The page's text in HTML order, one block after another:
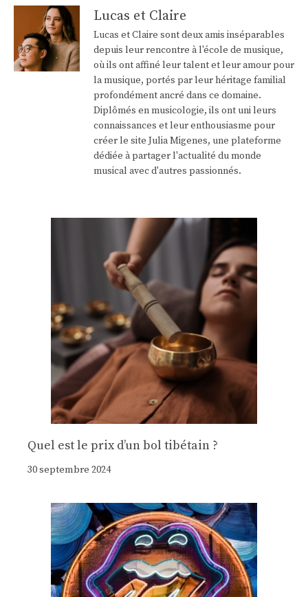
Lucas et Claire
Lucas et Claire sont deux amis inséparables
depuis leur rencontre à l'école de musique,
où ils ont affiné leur talent et leur amour pour
la musique, portés par leur héritage familial
profondément ancré dans ce domaine.
Diplômés en musicologie, ils ont uni leurs
connaissances et leur enthousiasme pour
créer le site Julia Migenes, une plateforme
dédiée à partager l'actualité du monde
musical avec d'autres passionnés.
Quel est le prix d’un bol tibétain ?
30 septembre 2024